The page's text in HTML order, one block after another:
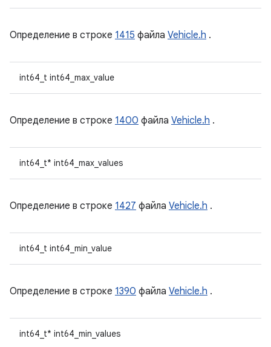
Определение в строке 1415 файла Vehicle.h .
int64_t int64_max_value
Определение в строке 1400 файла Vehicle.h .
int64_t* int64_max_values
Определение в строке 1427 файла Vehicle.h .
int64_t int64_min_value
Определение в строке 1390 файла Vehicle.h .
int64_t* int64_min_values